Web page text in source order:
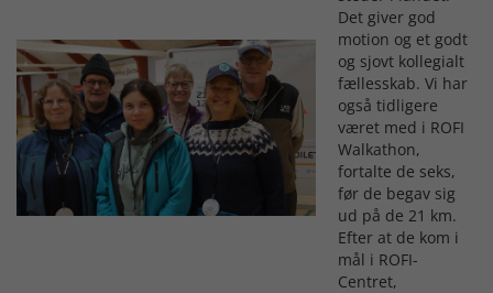
Det giver god
motion og et godt
og sjovt kollegialt
fællesskab. Vi har
også tidligere
været med i ROFI
Walkathon,
fortalte de seks,
før de begav sig
ud på de 21 km.
Efter at de kom i
mål i ROFI-
Centret,